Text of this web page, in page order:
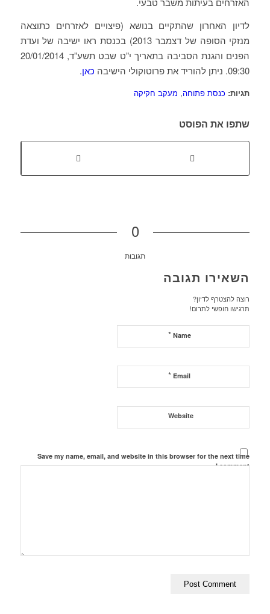
לדיון האחרון שהתקיים בנושא (פיצויים לאזרחים כתוצאה
מנזקי הסופה של דצמבר 2013) בכנסת ראו ישיבה של ועדת
הפנים והגנת הסביבה בתאריך י”ט שבט תשע”ד, 20/01/2014
09:30. ניתן להוריד את פרוטוקולי הישיבה
כאן.
תגיות: כנסת פתוחה, מעקב חקיקה
שתפו את הפוסט
0
תגובות
השאירו תגובה
רוצה להצטרף לדיון?
תרגישו חופשי לתרום!
Name
*
Email
*
Website
Save my name, email, and website in this browser for the next time
I comment.